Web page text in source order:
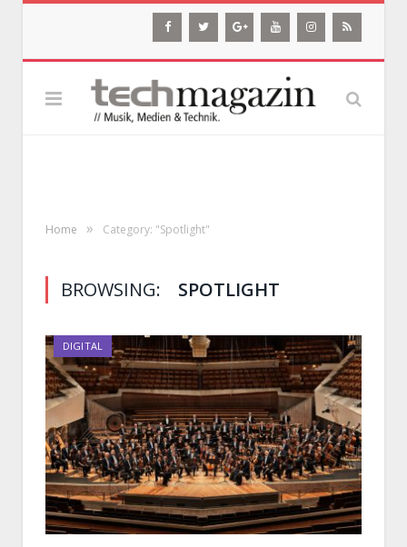
Home » Category: "Spotlight"
BROWSING: SPOTLIGHT
DIGITAL